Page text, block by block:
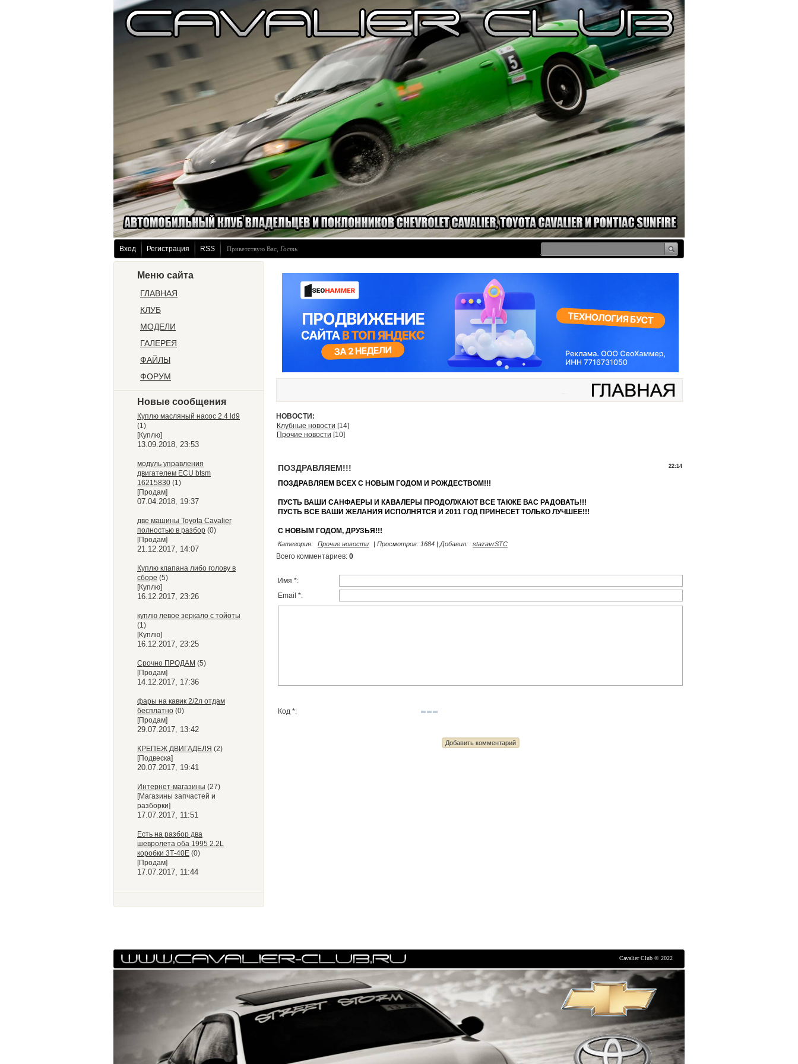
Вход Регистрация RSS Приветствую Вас Гость
Меню сайта
ГЛАВНАЯ
КЛУБ
МОДЕЛИ
ГАЛЕРЕЯ
ФАЙЛЫ
ФОРУМ
Новые сообщения
Куплю масляный насос 2.4 ld9
(1)
[Куплю]
13.09.2018, 23:53
модуль управления
двигателем ECU btsm
16215830 (1)
[Продам]
07.04.2018, 19:37
две машины Toyota Cavalier
полностью в разбор (0)
[Продам]
21.12.2017, 14:07
Куплю клапана либо голову в
сборе (5)
[Куплю]
16.12.2017, 23:26
куплю левое зеркало с тойоты
(1)
[Куплю]
16.12.2017, 23:25
Срочно ПРОДАМ (5)
[Продам]
14.12.2017, 17:36
фары на кавик 2/2л отдам
бесплатно (0)
[Продам]
29.07.2017, 13:42
КРЕПЕЖ ДВИГАДЕЛЯ (2)
[Подвеска]
20.07.2017, 19:41
Интернет-магазины (27)
[Магазины запчастей и
разборки]
17.07.2017, 11:51
Есть на разбор два
шевролета оба 1995 2.2L
коробки 3Т-40Е (0)
[Продам]
17.07.2017, 11:44
НОВОСТИ:
Клубные новости [14]
Прочие новости [10]
22:14
ПОЗДРАВЛЯЕМ!!!
ПОЗДРАВЛЯЕМ ВСЕХ С НОВЫМ ГОДОМ И РОЖДЕСТВОМ!!!
ПУСТЬ ВАШИ САНФАЕРЫ И КАВАЛЕРЫ ПРОДОЛЖАЮТ ВСЕ ТАКЖЕ ВАС РАДОВАТЬ!!!
ПУСТЬ ВСЕ ВАШИ ЖЕЛАНИЯ ИСПОЛНЯТСЯ И 2011 ГОД ПРИНЕСЕТ ТОЛЬКО ЛУЧШЕЕ!!!
С НОВЫМ ГОДОМ, ДРУЗЬЯ!!!
Категория: Прочие новости | Просмотров: 1684 | Добавил: stazavrSTC
Всего комментариев: 0
Имя *:
Email *:
Код *:
Cavalier Club © 2022